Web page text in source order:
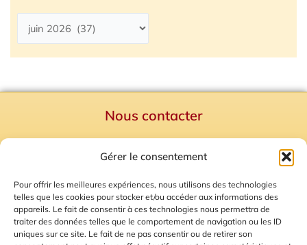
Gérer le consentement
Pour offrir les meilleures expériences, nous utilisons des technologies
telles que les cookies pour stocker et/ou accéder aux informations des
appareils. Le fait de consentir à ces technologies nous permettra de
traiter des données telles que le comportement de navigation ou les ID
uniques sur ce site. Le fait de ne pas consentir ou de retirer son
Nous contacter
Mentions Légales
Plan du site
Gestion des Cookies